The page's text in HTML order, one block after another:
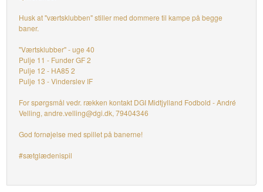
Husk at "værtsklubben" stiller med dommere til kampe på begge
baner.
"Værtsklubber" - uge 40
Pulje 11 - Funder GF 2
Pulje 12 - HA85 2
Pulje 13 - Vinderslev IF
For spørgsmål vedr. rækken kontakt DGI Midtjylland Fodbold - André
Velling, andre.velling@dgi.dk, 79404346
God fornøjelse med spillet på banerne!
#sætglædenispil